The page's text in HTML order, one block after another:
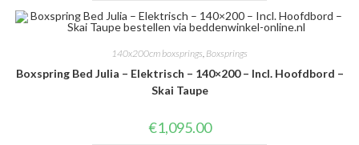
140x200cm boxsprings, Boxsprings
Boxspring Bed Julia – Elektrisch – 140×200 – Incl. Hoofdbord –
Skai Taupe
€1,095.00